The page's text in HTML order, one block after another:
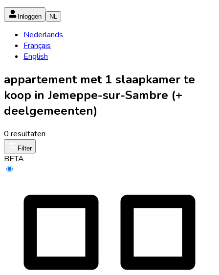
Inloggen NL
Nederlands
Français
English
appartement met 1 slaapkamer te
koop in Jemeppe-sur-Sambre (+
deelgemeenten)
0 resultaten
Filter
BETA